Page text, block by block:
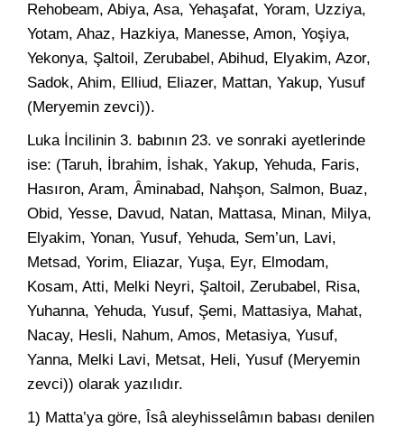
Rehobeam, Abiya, Asa, Yehaşafat, Yoram, Uzziya,
Yotam, Ahaz, Hazkiya, Manesse, Amon, Yoşiya,
Yekonya, Şaltoil, Zerubabel, Abihud, Elyakim, Azor,
Sadok, Ahim, Elliud, Eliazer, Mattan, Yakup, Yusuf
(Meryemin zevci)).
Luka İncilinin 3. babının 23. ve sonraki ayetlerinde
ise: (Taruh, İbrahim, İshak, Yakup, Yehuda, Faris,
Hasıron, Aram, Âminabad, Nahşon, Salmon, Buaz,
Obid, Yesse, Davud, Natan, Mattasa, Minan, Milya,
Elyakim, Yonan, Yusuf, Yehuda, Sem’un, Lavi,
Metsad, Yorim, Eliazar, Yuşa, Eyr, Elmodam,
Kosam, Atti, Melki Neyri, Şaltoil, Zerubabel, Risa,
Yuhanna, Yehuda, Yusuf, Şemi, Mattasiya, Mahat,
Nacay, Hesli, Nahum, Amos, Metasiya, Yusuf,
Yanna, Melki Lavi, Metsat, Heli, Yusuf (Meryemin
zevci)) olarak yazılıdır.
1) Matta’ya göre, Îsâ aleyhisselâmın babası denilen